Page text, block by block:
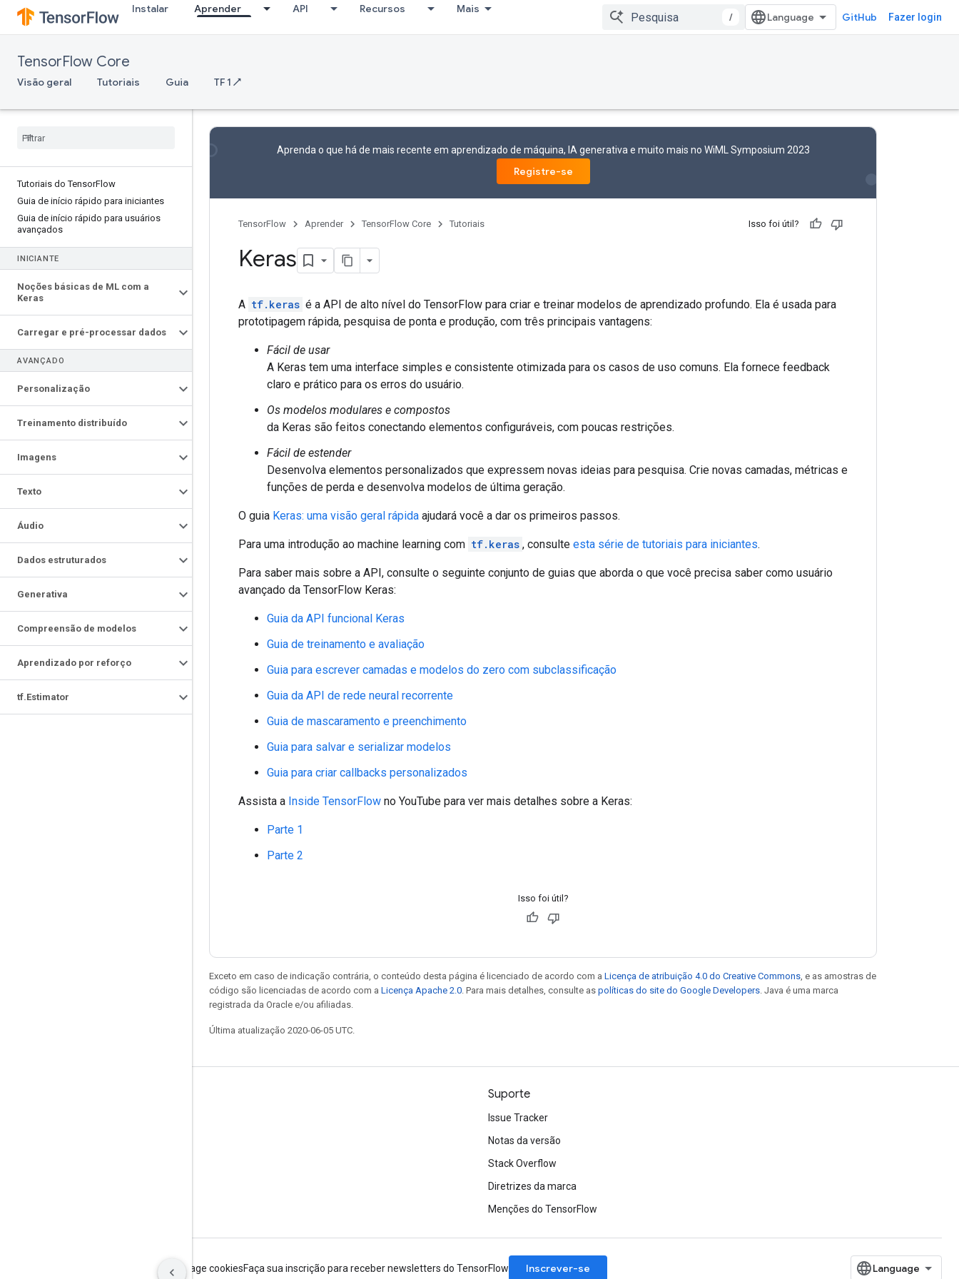
Instalar Aprender API Recursos Mais
/ GitHub Fazer login
TensorFlow Core
Visão geral Tutoriais Guia TF 1 ↗
Tutoriais do TensorFlow
Guia de início rápido para iniciantes
Guia de início rápido para usuários
avançados
INICIANTE
Noções básicas de ML com a
Keras
Carregar e pré-processar dados
AVANÇADO
Personalização
Treinamento distribuído
Imagens
Texto
Áudio
Dados estruturados
Generativa
Compreensão de modelos
Aprendizado por reforço
tf.Estimator
Aprenda o que há de mais recente em aprendizado de máquina, IA generativa e muito mais no WiML Symposium 2023
Registre-se
TensorFlow Aprender TensorFlow Core Tutoriais Isso foi útil?
Keras
A tf.keras é a API de alto nível do TensorFlow para criar e treinar modelos de aprendizado profundo. Ela é usada para
prototipagem rápida, pesquisa de ponta e produção, com três principais vantagens:
Fácil de usar
A Keras tem uma interface simples e consistente otimizada para os casos de uso comuns. Ela fornece feedback
claro e prático para os erros do usuário.
Os modelos modulares e compostos
da Keras são feitos conectando elementos configuráveis, com poucas restrições.
Fácil de estender
Desenvolva elementos personalizados que expressem novas ideias para pesquisa. Crie novas camadas, métricas e
funções de perda e desenvolva modelos de última geração.
O guia Keras: uma visão geral rápida ajudará você a dar os primeiros passos.
Para uma introdução ao machine learning com tf.keras , consulte esta série de tutoriais para iniciantes.
Para saber mais sobre a API, consulte o seguinte conjunto de guias que aborda o que você precisa saber como usuário
avançado da TensorFlow Keras:
Guia da API funcional Keras
Guia de treinamento e avaliação
Guia para escrever camadas e modelos do zero com subclassificação
Guia da API de rede neural recorrente
Guia de mascaramento e preenchimento
Guia para salvar e serializar modelos
Guia para criar callbacks personalizados
Assista a Inside TensorFlow no YouTube para ver mais detalhes sobre a Keras:
Parte 1
Parte 2
Isso foi útil?
Exceto em caso de indicação contrária, o conteúdo desta página é licenciado de acordo com a Licença de atribuição 4.0 do Creative Commons , e as amostras de
código são licenciadas de acordo com a Licença Apache 2.0 . Para mais detalhes, consulte as políticas do site do Google Developers . Java é uma marca
registrada da Oracle e/ou afiliadas.
Última atualização 2020-06-05 UTC.
Suporte
Issue Tracker
Notas da versão
Stack Overflow
Diretrizes da marca
Menções do TensorFlow
Manage cookiesFaça sua inscrição para receber newsletters do TensorFlow Inscrever-se